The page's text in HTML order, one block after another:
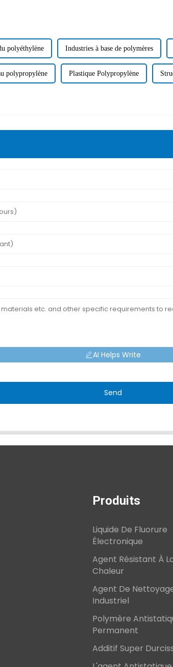
polyéthylène Industries à base de polymères
polypropylène Plastique Polypropylène
AI Helps Write
Send
Produits
Liquide De Fluorure
Électronique
Agent Résistant À
Chaleur
Agent De
Industriel
Polymère
Permanent
Additif Super